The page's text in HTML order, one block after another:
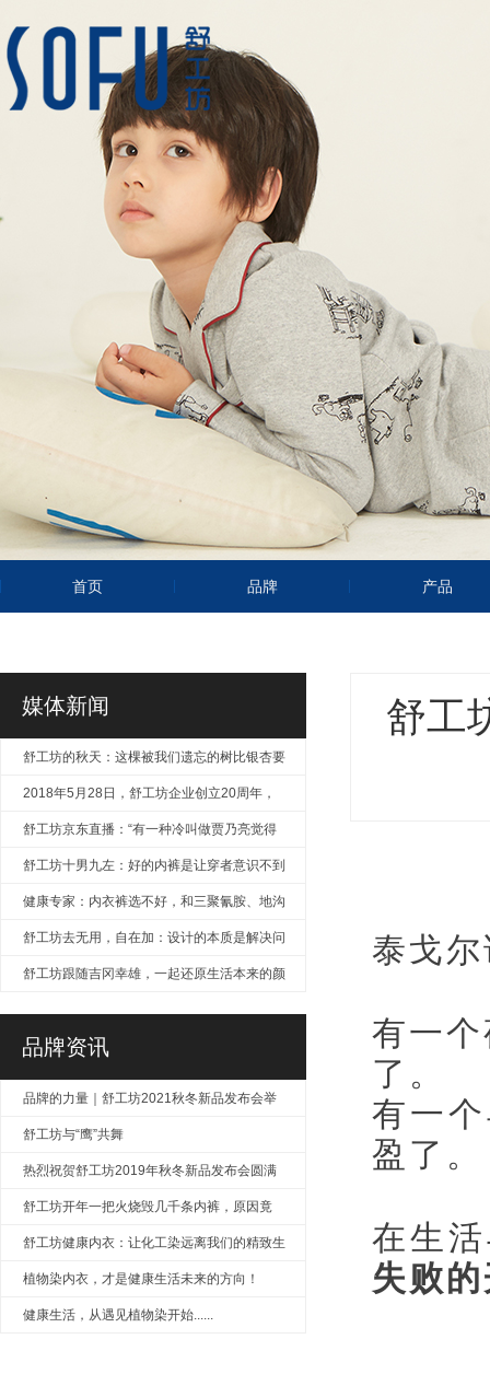
首页 品牌 产品
媒体新闻
舒工坊的秋天：这棵被我们遗忘的树比银杏要
美
2018年5月28日，舒工坊企业创立20周年，
风华正茂
舒工坊京东直播：“有一种冷叫做贾乃亮觉得
你冷”
舒工坊十男九左：好的内裤是让穿者意识不到
产品的存在
健康专家：内衣裤选不好，和三聚氰胺、地沟
油无异！
舒工坊去无用，自在加：设计的本质是解决问
题
舒工坊跟随吉冈幸雄，一起还原生活本来的颜
品牌资讯
品牌的力量｜舒工坊2021秋冬新品发布会举
行
舒工坊与“鹰”共舞
热烈祝贺舒工坊2019年秋冬新品发布会圆满
成功
舒工坊开年一把火烧毁几千条内裤，原因竟
是……
舒工坊健康内衣：让化工染远离我们的精致生
活
植物染内衣，才是健康生活未来的方向！
健康生活，从遇见植物染开始......
舒工
泰戈
有一
了。
有一
盈了。
在生
失败